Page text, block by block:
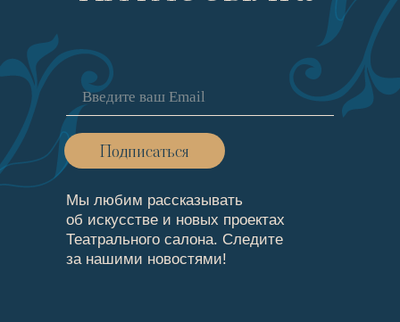
Мы любим рассказывать
об искусстве и новых проектах
Театрального cалона. Следите
за нашими новостями!
Подписаться